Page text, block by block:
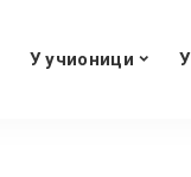
У учионици